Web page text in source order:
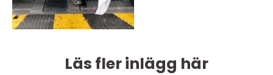
Läs fler inlägg här